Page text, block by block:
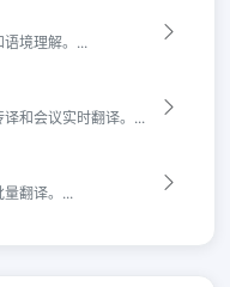
境理解。...
和会议实时翻译。...
翻译。...